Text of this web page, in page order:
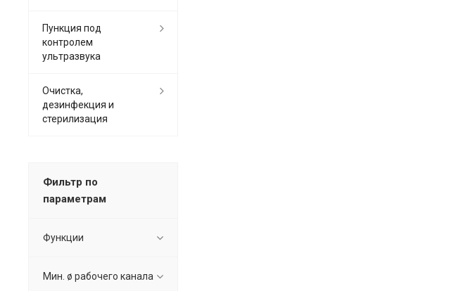
Пункция под
контролем
ультразвука
Очистка,
дезинфекция и
стерилизация
Фильтр по
параметрам
Функции
Мин. ø рабочего канала